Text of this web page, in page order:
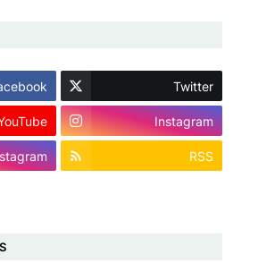
Twitter
Instagram
RSS